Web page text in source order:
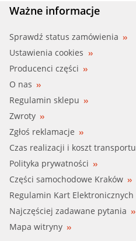
Ważne informacje
Sprawdź status zamówienia
Ustawienia cookies
Producenci części
O nas
Regulamin sklepu
Zwroty
Zgłoś reklamacje
Czas realizacji i koszt transportu
Polityka prywatności
Części samochodowe Kraków
Regulamin Kart Elektronicznych
Najczęściej zadawane pytania
Mapa witryny